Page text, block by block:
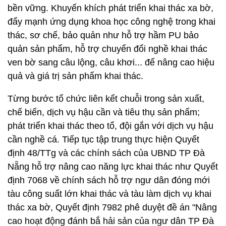
bền vững. Khuyến khích phát triển khai thác xa bờ,
đẩy mạnh ứng dụng khoa học công nghệ trong khai
thác, sơ chế, bảo quản như hỗ trợ hầm PU bảo
quản sản phẩm, hỗ trợ chuyển đổi nghề khai thác
ven bờ sang câu lộng, câu khơi... để nâng cao hiệu
quả và giá trị sản phẩm khai thác.
Từng bước tổ chức liên kết chuỗi trong sản xuất,
chế biến, dịch vụ hậu cần và tiêu thụ sản phẩm;
phát triển khai thác theo tổ, đội gắn với dịch vụ hậu
cần nghề cá. Tiếp tục tập trung thực hiện Quyết
định 48/TTg và các chính sách của UBND TP Đà
Nẵng hỗ trợ nâng cao năng lực khai thác như Quyết
định 7068 về chính sách hỗ trợ ngư dân đóng mới
tàu công suất lớn khai thác và tàu làm dịch vụ khai
thác xa bờ, Quyết định 7982 phê duyệt đề án "Nâng
cao hoạt động đánh bắ hải sản của ngư dân TP Đà